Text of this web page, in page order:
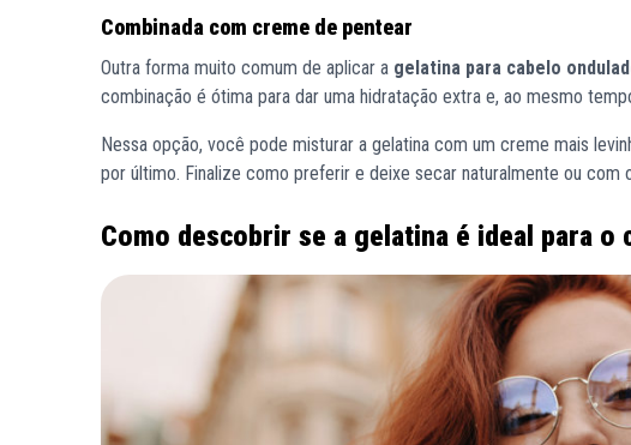
Combinada com creme de pentear
Outra forma muito comum de aplicar a gelatina para cabelo
combinação é ótima para dar uma hidratação extra e, ao mesmo
Nessa opção, você pode misturar a gelatina com um creme mais
por último. Finalize como preferir e deixe secar naturalmente ou com
Como descobrir se a gelatina é ideal para o